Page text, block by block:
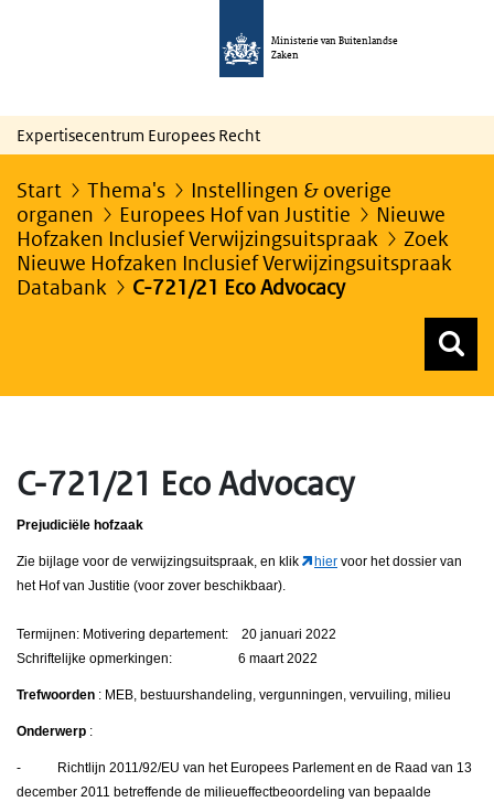
Ministerie van Buitenlandse
Zaken
Expertisecentrum Europees Recht
Start Thema's
Instellingen & overige
organen
Europees Hof van Justitie
Nieuwe
Hofzaken Inclusief Verwijzingsuitspraak
Zoek
Nieuwe Hofzaken Inclusief Verwijzingsuitspraak
Databank
C-721/21 Eco Advocacy
C-721/21 Eco Advocacy
Prejudiciële hofzaak
Zie bijlage voor de verwijzingsuitspraak, en klik hier voor het dossier van
het Hof van Justitie (voor zover beschikbaar).
Termijnen: Motivering departement: 20 januari 2022
Schriftelijke opmerkingen: 6 maart 2022
Trefwoorden : MEB, bestuurshandeling, vergunningen, vervuiling, milieu
Onderwerp :
- Richtlijn 2011/92/EU van het Europees Parlement en de Raad van 13
december 2011 betreffende de milieueffectbeoordeling van bepaalde